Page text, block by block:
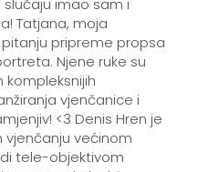
imao sam i
Tatjana, moja
pripreme propsa
Njene ruke su
vjenčanice i
<3 Denis Hren je
većinom
tele-objektivom